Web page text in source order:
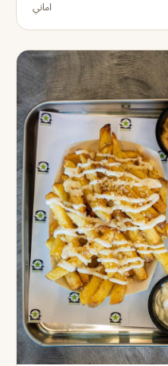
اماني